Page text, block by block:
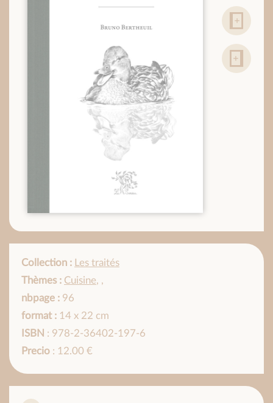
Collection : Les traités
Thèmes : Cuisine, ,
nbpage : 96
format : 14 x 22 cm
ISBN : 978-2-36402-197-6
Precio : 12.00 €